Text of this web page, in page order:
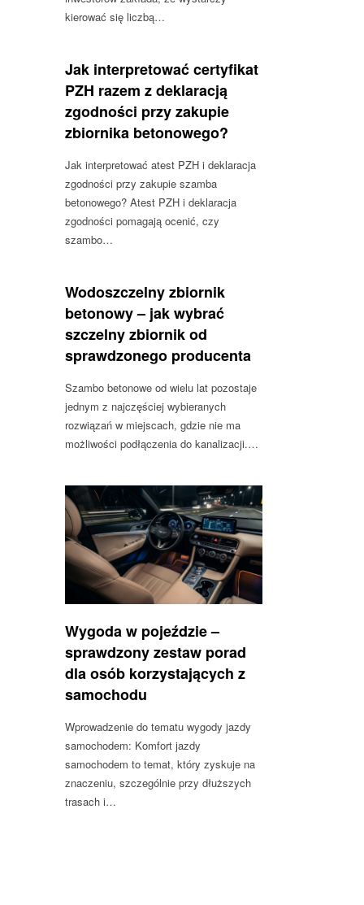
kierować się liczbą…
Jak interpretować certyfikat
PZH razem z deklaracją
zgodności przy zakupie
zbiornika betonowego?
Jak interpretować atest PZH i deklaracja
zgodności przy zakupie szamba
betonowego? Atest PZH i deklaracja
zgodności pomagają ocenić, czy
szambo…
Wodoszczelny zbiornik
betonowy – jak wybrać
szczelny zbiornik od
sprawdzonego producenta
Szambo betonowe od wielu lat pozostaje
jednym z najczęściej wybieranych
rozwiązań w miejscach, gdzie nie ma
możliwości podłączenia do kanalizacji.…
Wygoda w pojeździe –
sprawdzony zestaw porad
dla osób korzystających z
samochodu
Wprowadzenie do tematu wygody jazdy
samochodem: Komfort jazdy
samochodem to temat, który zyskuje na
znaczeniu, szczególnie przy dłuższych
trasach i…